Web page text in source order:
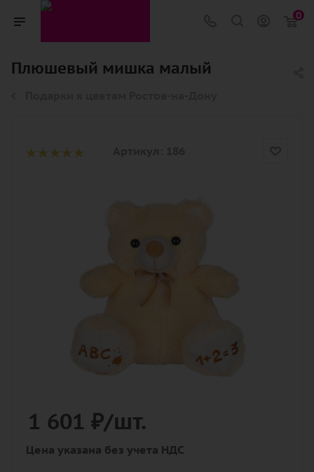
0
Плюшевый мишка малый
1 601 ₽/шт.
Цена указана без учета НДС